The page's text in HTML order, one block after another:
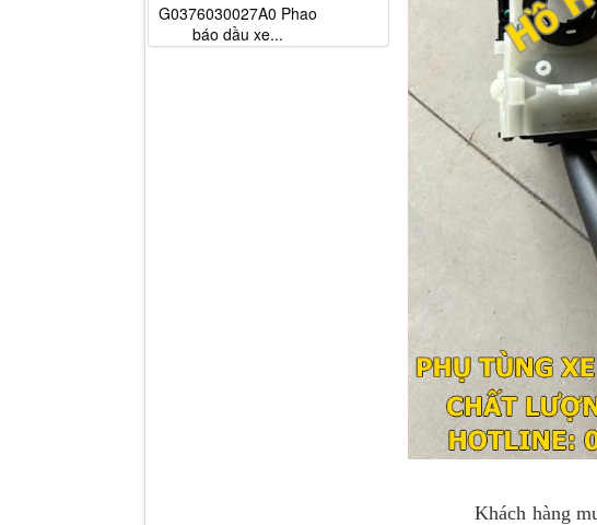
Khách hàng mua
G0376030027A0 Phao
báo dầu xe...